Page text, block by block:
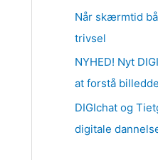
:
Når skærmtid
trivsel
NYHED! Nyt
at forstå
DIGIchat og
digitale